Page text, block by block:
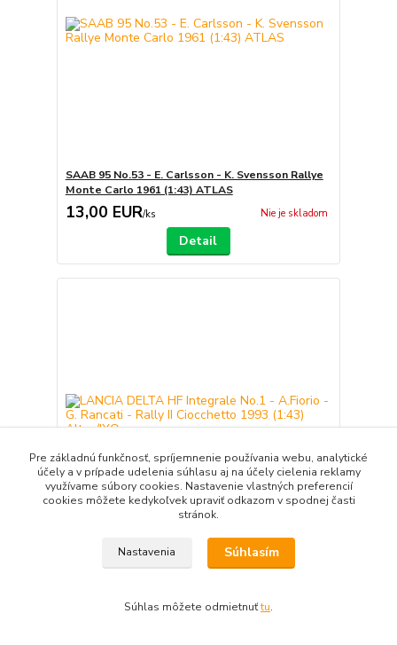
SAAB 95 No.53 - E. Carlsson - K. Svensson Rallye
Monte Carlo 1961 (1:43) ATLAS
13,00 EUR/ks Nie je skladom
Detail
LANCIA DELTA HF Integrale No.1 - A.Fiorio - G.
21,90 EUR
Pre základnú funkčnosť, spríjemnenie používania webu, analytické
účely a v prípade udelenia súhlasu aj na účely cielenia reklamy
využívame súbory cookies. Nastavenie vlastných preferencií
cookies môžete kedykoľvek upraviť odkazom v spodnej časti
stránok.
Nastavenia Súhlasím
Súhlas môžete odmietnuťtu.